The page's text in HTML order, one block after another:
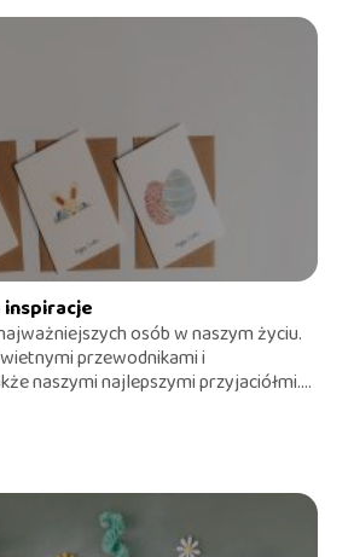
inspiracje
osób w naszym życiu.
przewodnikami i
naszymi najlepszymi przyjaciółmi....